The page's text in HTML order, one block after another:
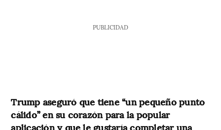
PUBLICIDAD
Trump aseguró que tiene “un pequeño punto
cálido” en su corazón para la popular
aplicación y que le gustaría completar una